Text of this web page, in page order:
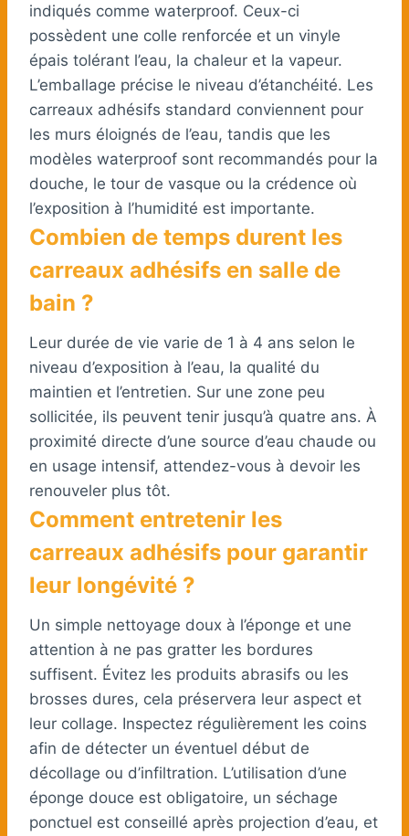
indiqués comme waterproof. Ceux-ci
possèdent une colle renforcée et un vinyle
épais tolérant l’eau, la chaleur et la vapeur.
L’emballage précise le niveau d’étanchéité. Les
carreaux adhésifs standard conviennent pour
les murs éloignés de l’eau, tandis que les
modèles waterproof sont recommandés pour la
douche, le tour de vasque ou la crédence où
l’exposition à l’humidité est importante.
Combien de temps durent les
carreaux adhésifs en salle de
bain ?
Leur durée de vie varie de 1 à 4 ans selon le
niveau d’exposition à l’eau, la qualité du
maintien et l’entretien. Sur une zone peu
sollicitée, ils peuvent tenir jusqu’à quatre ans. À
proximité directe d’une source d’eau chaude ou
en usage intensif, attendez-vous à devoir les
renouveler plus tôt.
Comment entretenir les
carreaux adhésifs pour garantir
leur longévité ?
Un simple nettoyage doux à l’éponge et une
attention à ne pas gratter les bordures
suffisent. Évitez les produits abrasifs ou les
brosses dures, cela préservera leur aspect et
leur collage. Inspectez régulièrement les coins
afin de détecter un éventuel début de
décollage ou d’infiltration. L’utilisation d’une
éponge douce est obligatoire, un séchage
ponctuel est conseillé après projection d’eau, et